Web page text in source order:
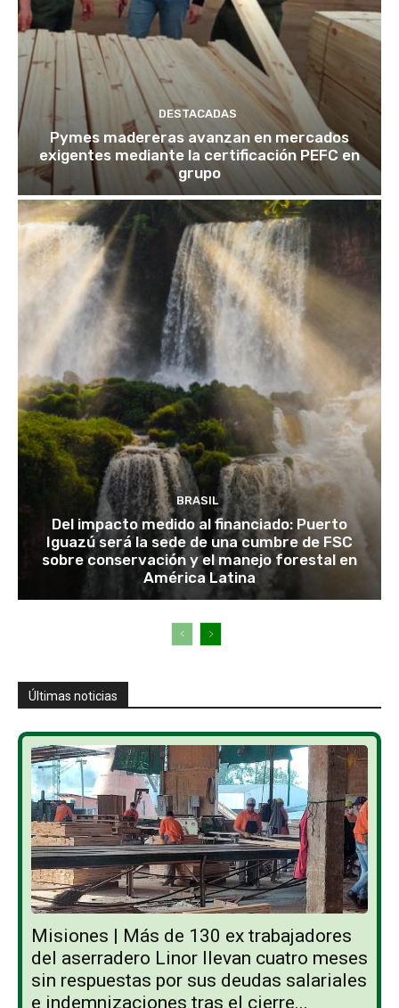
DESTACADAS
Pymes madereras avanzan en mercados
exigentes mediante la certificación PEFC en
grupo
BRASIL
Del impacto medido al financiado: Puerto
Iguazú será la sede de una cumbre de FSC
sobre conservación y el manejo forestal en
América Latina
Últimas noticias
Misiones | Más de 130 ex trabajadores
del aserradero Linor llevan cuatro meses
sin respuestas por sus deudas salariales
e indemnizaciones tras el cierre...